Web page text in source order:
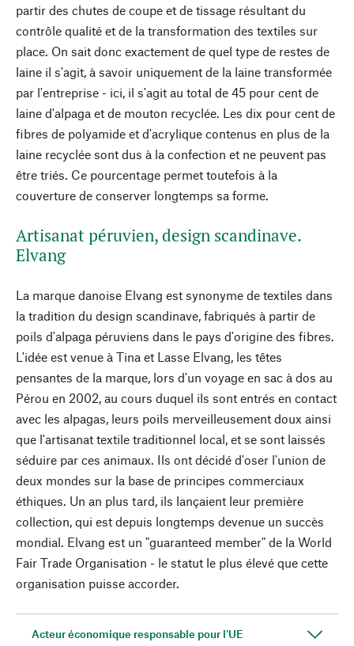
partir des chutes de coupe et de tissage résultant du
contrôle qualité et de la transformation des textiles sur
place. On sait donc exactement de quel type de restes de
laine il s'agit, à savoir uniquement de la laine transformée
par l'entreprise - ici, il s'agit au total de 45 pour cent de
laine d'alpaga et de mouton recyclée. Les dix pour cent de
fibres de polyamide et d'acrylique contenus en plus de la
laine recyclée sont dus à la confection et ne peuvent pas
être triés. Ce pourcentage permet toutefois à la
couverture de conserver longtemps sa forme.
Artisanat péruvien, design scandinave.
Elvang
La marque danoise Elvang est synonyme de textiles dans
la tradition du design scandinave, fabriqués à partir de
poils d'alpaga péruviens dans le pays d'origine des fibres.
L'idée est venue à Tina et Lasse Elvang, les têtes
pensantes de la marque, lors d'un voyage en sac à dos au
Pérou en 2002, au cours duquel ils sont entrés en contact
avec les alpagas, leurs poils merveilleusement doux ainsi
que l'artisanat textile traditionnel local, et se sont laissés
séduire par ces animaux. Ils ont décidé d'oser l'union de
deux mondes sur la base de principes commerciaux
éthiques. Un an plus tard, ils lançaient leur première
collection, qui est depuis longtemps devenue un succès
mondial. Elvang est un "guaranteed member" de la World
Fair Trade Organisation - le statut le plus élevé que cette
organisation puisse accorder.
Acteur économique responsable pour l'UE